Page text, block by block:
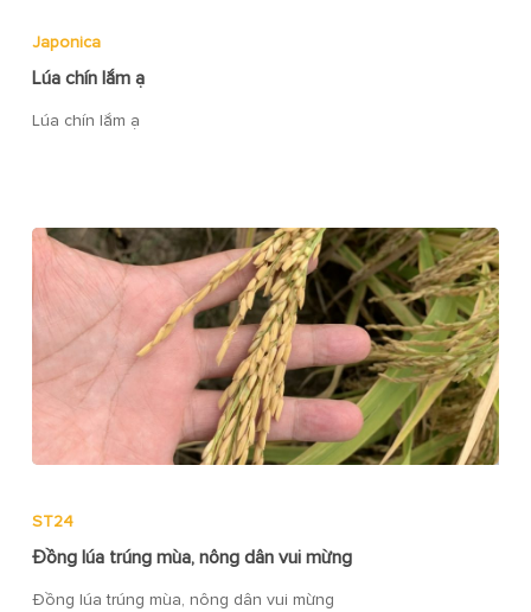
Japonica
Lúa chín lắm ạ
Lúa chín lắm ạ
ST24
Đồng lúa trúng mùa, nông dân vui mừng
Đồng lúa trúng mùa, nông dân vui mừng